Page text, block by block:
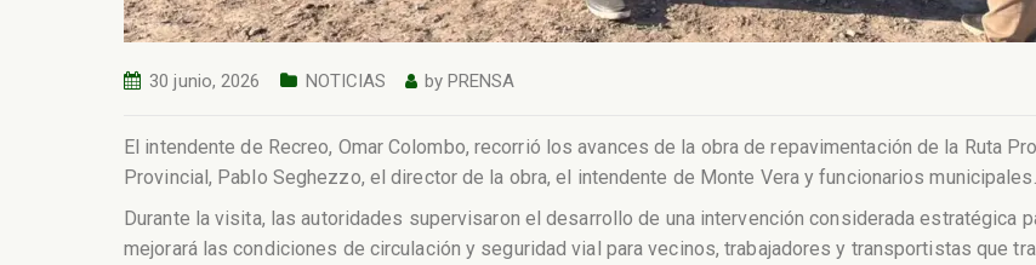
30 junio, 2026 NOTICIAS by PRENSA
El intendente de Recreo, Omar Colombo, recorrió los avances de la obra de repavimentación de la Ruta
Provincial, Pablo Seghezzo, el director de la obra, el intendente de Monte Vera y funcionarios municipales.
Durante la visita, las autoridades supervisaron el desarrollo de una intervención considerada estratégica
mejorará las condiciones de circulación y seguridad vial para vecinos, trabajadores y transportistas que